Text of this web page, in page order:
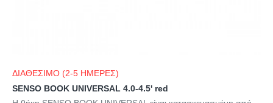
ΔΙΑΘΕΣΙΜΟ (2-5 ΗΜΕΡΕΣ)
SENSO BOOK UNIVERSAL 4.0-4.5' red